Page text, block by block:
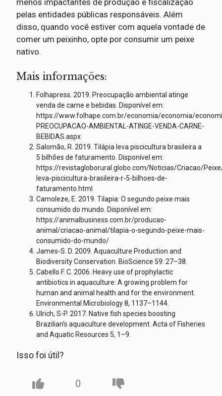
pelas entidades públicas responsáveis. Além
disso, quando você estiver com aquela vontade de
comer um peixinho, opte por consumir um peixe
nativo.
Mais informações:
Folhapress. 2019. Preocupação ambiental atinge
venda de carne e bebidas. Disponível em:
https://www.folhape.com.br/economia/economia/
PREOCUPACAO-AMBIENTAL-ATINGE-VENDA-CARNE-
BEBIDAS.aspx
Salomão, R. 2019. Tilápia leva piscicultura brasileira a
5 bilhões de faturamento. Disponível em:
https://revistagloborural.globo.com/Noticias/Criacao/
leva-piscicultura-brasileira-r-5-bilhoes-de-
faturamento.html
Camoleze, E. 2019. Tilapia: O segundo peixe mais
consumido do mundo. Disponível em:
https://animalbusiness.com.br/producao-
animal/criacao-animal/tilapia-o-segundo-peixe-mais-
consumido-do-mundo/
James-S. D. 2009. Aquaculture Production and
Biodiversity Conservation. BioScience 59: 27–38.
Cabello F. C. 2006. Heavy use of prophylactic
antibiotics in aquaculture: A growing problem for
human and animal health and for the environment.
Environmental Microbiology 8, 1137–1144.
Ulrich, S-P. 2017. Native fish species boosting
Brazilian’s aquaculture development. Acta of Fisheries
and Aquatic Resources 5, 1–9.
Isso foi útil?
0